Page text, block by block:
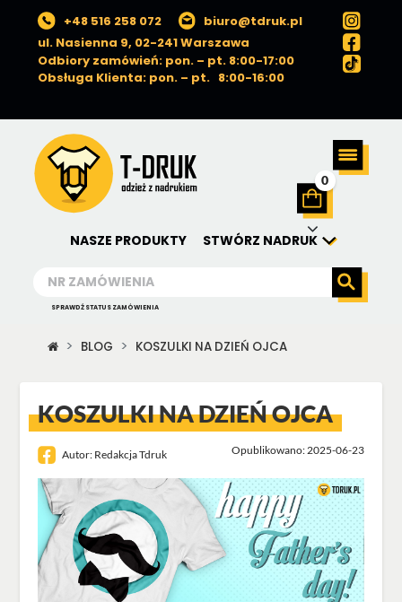
+48 516 258 072
biuro@tdruk.pl
ul. Nasienna 9, 02-241 Warszawa
Odbiory zamówień: pon. – pt. 8:00-17:00
Obsługa Klienta: pon. – pt. 8:00-16:00
0
NASZE PRODUKTY STWÓRZ NADRUK
SPRAWDŹ STATUS ZAMÓWIENIA
BLOG KOSZULKI NA DZIEŃ OJCA
KOSZULKI NA DZIEŃ OJCA
Autor: Redakcja Tdruk Opublikowano: 2025-06-23